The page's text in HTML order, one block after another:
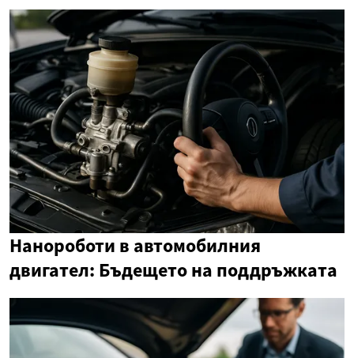
Нанороботи в автомобилния
двигател: Бъдещето на поддръжката